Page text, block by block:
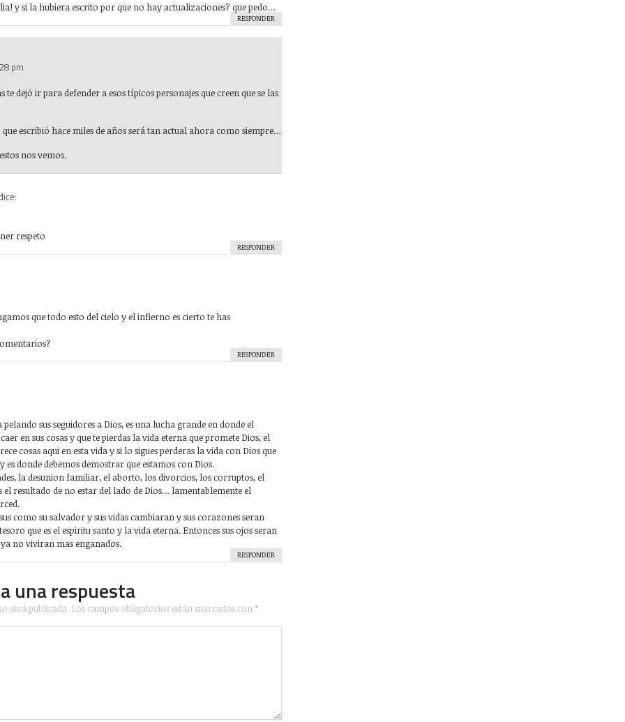
y si la hubiera escrito por que no hay actualizaciones? que pedo…
RESPONDER
pm
te dejó ir para defender a esos típicos personajes que creen que se las
escribió hace miles de años será tan actual ahora como siempre…
nos vemos.
dice:
respeto
RESPONDER
que todo esto del cielo y el infierno es cierto te has
RESPONDER
sus seguidores a Dios, es una lucha grande en donde el
en sus cosas y que te pierdas la vida eterna que promete Dios, el
cosas aqui en esta vida y si lo sigues perderas la vida con Dios que
es donde debemos demostrar que estamos con Dios.
la desunion familiar, el aborto, los divorcios, los corruptos, el
el resultado de no estar del lado de Dios… lamentablemente el
como su salvador y sus vidas cambiaran y sus corazones seran
que es el espiritu santo y la vida eterna. Entonces sus ojos seran
no viviran mas enganados.
RESPONDER
una respuesta
será publicada. Los campos obligatorios están marcados con*